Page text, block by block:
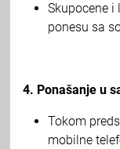
Skupocene i
ponesu sa
4. Ponašanje u
Tokom
mobilne